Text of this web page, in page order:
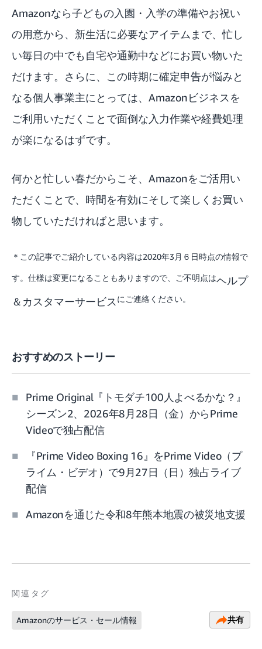
Amazonなら子どもの入園・入学の準備やお祝い
の用意から、新生活に必要なアイテムまで、忙し
い毎日の中でも自宅や通勤中などにお買い物いた
だけます。さらに、この時期に確定申告が悩みと
なる個人事業主にとっては、Amazonビジネスを
ご利用いただくことで面倒な入力作業や経費処理
が楽になるはずです。
何かと忙しい春だからこそ、Amazonをご活用い
ただくことで、時間を有効にそして楽しくお買い
物していただければと思います。
＊この記事でご紹介している内容は2020年3月６日時点の情報で
す。仕様は変更になることもありますので、ご不明点はヘルプ
＆カスタマーサービスにご連絡ください。
おすすめのストーリー
Prime Original『トモダチ100人よべるかな？』
シーズン2、2026年8月28日（金）からPrime
Videoで独占配信
『Prime Video Boxing 16』をPrime Video（プ
ライム・ビデオ）で9月27日（日）独占ライブ
配信
Amazonを通じた令和8年熊本地震の被災地支援
関連タグ
Amazonのサービス・セール情報 共有